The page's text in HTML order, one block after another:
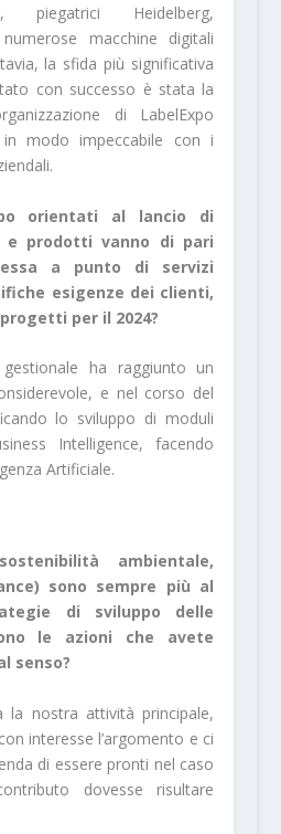
piegatrici Heidelberg,
macchine digitali
la sfida più significativa
con successo è stata la
di LabelExpo
in modo impeccabile con i
orientati al lancio di
e prodotti vanno di pari
a punto di servizi
esigenze dei clienti,
per il 2024?
ha raggiunto un
e nel corso del
lo sviluppo di moduli
Intelligence, facendo
Artificiale.
ambientale,
sono sempre più al
di sviluppo delle
le azioni che avete
senso?
la nostra attività principale,
interesse l’argomento e ci
di essere pronti nel caso
dovesse risultare